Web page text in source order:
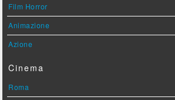
Film Horror
Animazione
Azione
Cinema
Roma